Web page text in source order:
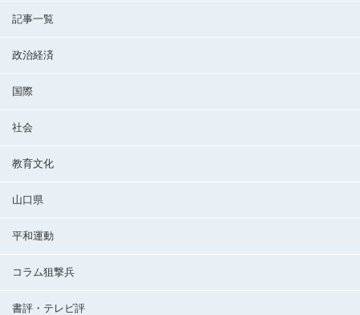
記事一覧
政治経済
国際
社会
教育文化
山口県
平和運動
コラム狙撃兵
書評・テレビ評